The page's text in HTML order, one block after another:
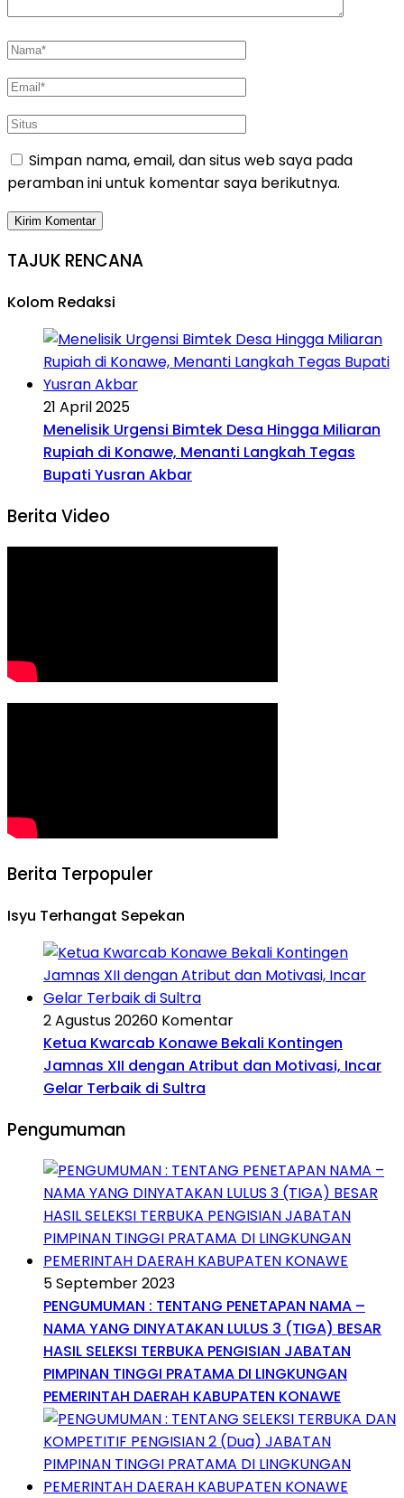
Simpan nama, email, dan situs web saya pada
peramban ini untuk komentar saya berikutnya.
TAJUK RENCANA
Kolom Redaksi
21 April 2025
Menelisik Urgensi Bimtek Desa Hingga Miliaran
Rupiah di Konawe, Menanti Langkah Tegas
Bupati Yusran Akbar
Berita Video
Berita Terpopuler
Isyu Terhangat Sepekan
2 Agustus 20260 Komentar
Ketua Kwarcab Konawe Bekali Kontingen
Jamnas XII dengan Atribut dan Motivasi, Incar
Gelar Terbaik di Sultra
Pengumuman
5 September 2023
PENGUMUMAN : TENTANG PENETAPAN NAMA –
NAMA YANG DINYATAKAN LULUS 3 (TIGA) BESAR
HASIL SELEKSI TERBUKA PENGISIAN JABATAN
PIMPINAN TINGGI PRATAMA DI LINGKUNGAN
PEMERINTAH DAERAH KABUPATEN KONAWE